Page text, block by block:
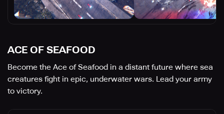
ACE OF SEAFOOD
Become the Ace of Seafood in a distant future where sea
creatures fight in epic, underwater wars. Lead your army
to victory.